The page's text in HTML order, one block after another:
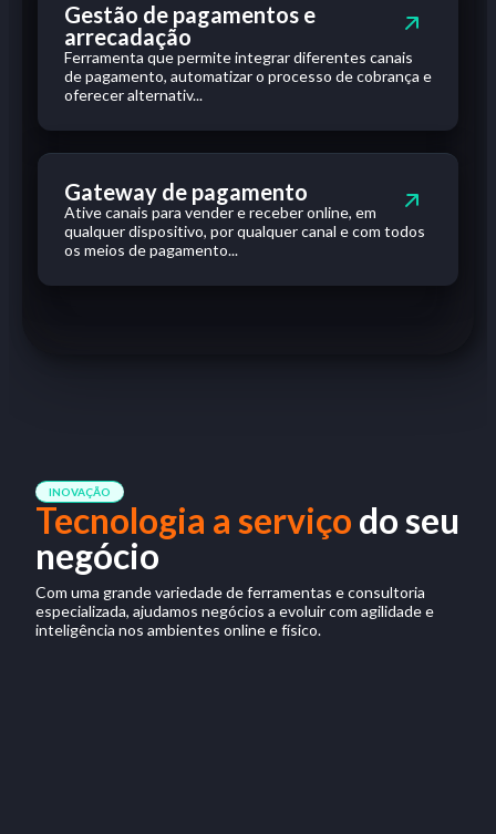
Gestão de pagamentos e
arrecadação
Ferramenta que permite integrar diferentes canais
de pagamento, automatizar o processo de cobrança e
oferecer alternativ...
Gateway de pagamento
Ative canais para vender e receber online, em
qualquer dispositivo, por qualquer canal e com todos
os meios de pagamento...
INOVAÇÃO
Tecnologia a serviço do seu
negócio
Com uma grande variedade de ferramentas e consultoria
especializada, ajudamos negócios a evoluir com agilidade e
inteligência nos ambientes online e físico.